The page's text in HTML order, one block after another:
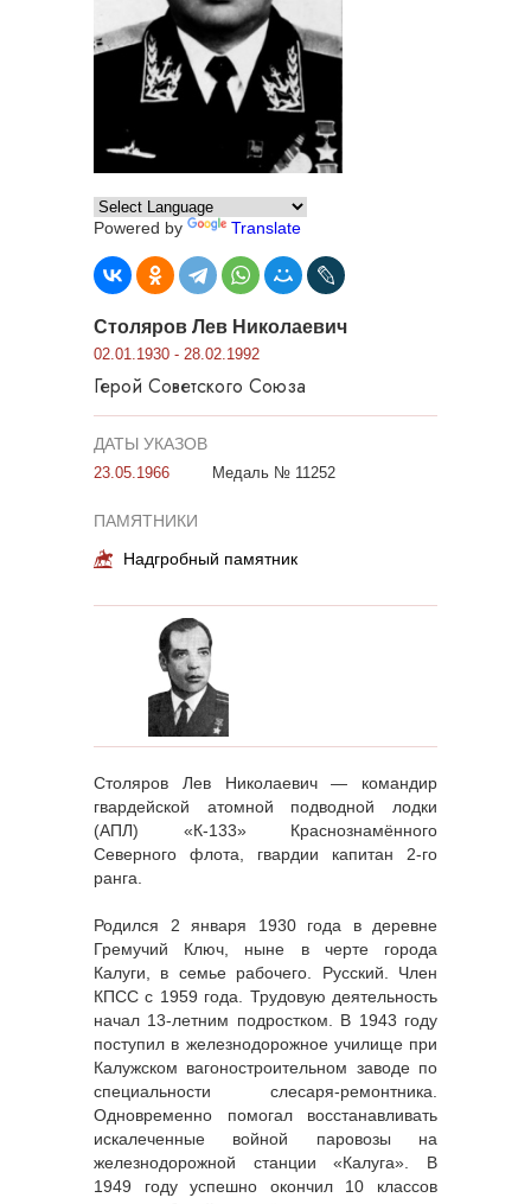
Powered by Translate
Столяров Лев Николаевич
02.01.1930 - 28.02.1992
Герой Советского Союза
ДАТЫ УКАЗОВ
23.05.1966 Медаль № 11252
ПАМЯТНИКИ
Надгробный памятник
Столяров Лев Николаевич — командир
гвардейской атомной подводной лодки
(АПЛ) «К-133» Краснознамённого
Северного флота, гвардии капитан 2-го
ранга.
Родился 2 января 1930 года в деревне
Гремучий Ключ, ныне в черте города
Калуги, в семье рабочего. Русский. Член
КПСС с 1959 года. Трудовую деятельность
начал 13-летним подростком. В 1943 году
поступил в железнодорожное училище при
Калужском вагоностроительном заводе по
специальности слесаря-ремонтника.
Одновременно помогал восстанавливать
искалеченные войной паровозы на
железнодорожной станции «Калуга». В
1949 году успешно окончил 10 классов